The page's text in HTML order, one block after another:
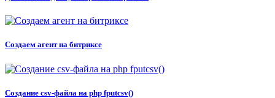
Создаем агент на битриксе
Создание csv-файла на php fputcsv()